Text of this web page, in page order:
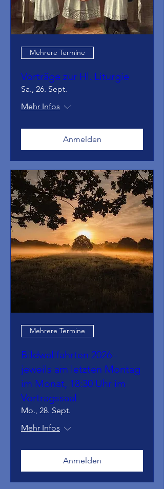
Mehrere Termine
Vorträge zur Hl. Liturgie
Sa., 26. Sept.
Mehr Infos
Anmelden
Mehrere Termine
Bildwallfahrten 2026 -
jeweils am letzten Montag
im Monat, 18:30 Uhr im
Vortragssaal
Mo., 28. Sept.
Mehr Infos
Anmelden